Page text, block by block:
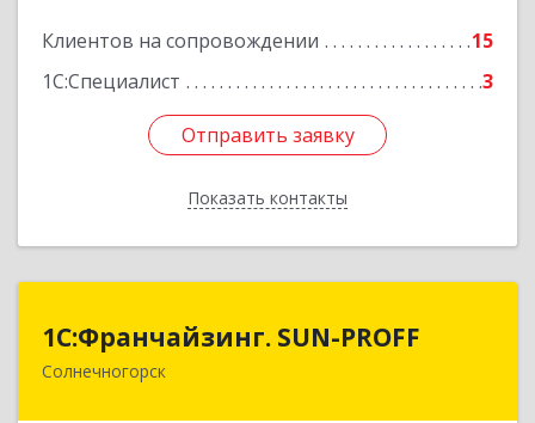
Клиентов на сопровождении
15
1С:Специалист
3
Отправить заявку
Показать контакты
Подробнее
Отправить заявку
Назад
1С:Франчайзинг. SUN-PROFF
Солнечногорск
1С:Франчайзинг. SUN-PROFF
141503, Московская обл, Солнечногорский р-н,